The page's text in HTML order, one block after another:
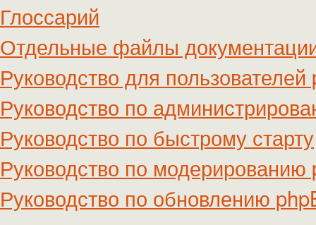
Глоссарий
Отдельные файлы
Руководство для пользователей
Руководство по
Руководство по быстрому старту
Руководство по модерированию
Руководство по обновлению